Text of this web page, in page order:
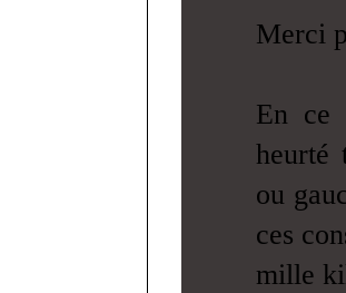
Merci
En ce
heurté
ou
ces
mille